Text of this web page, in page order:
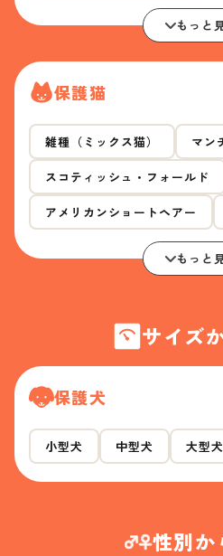
もっと
保護猫
雑種（ミックス猫） マン
スコティッシュ・フォールド
アメリカンショートヘアー
もっと
サイズ
保護犬
小型犬 中型犬 大型犬
性別か